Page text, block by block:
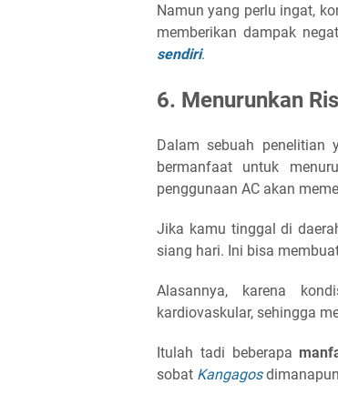
Namun yang perlu ingat,
memberikan dampak
sendiri.
6. Menurunkan
Dalam sebuah penelitian
bermanfaat untuk
penggunaan AC akan
Jika kamu tinggal di
siang hari. Ini bisa
Alasannya, karena
kardiovaskular, sehingga
Itulah tadi beberapa
sobat Kangagos